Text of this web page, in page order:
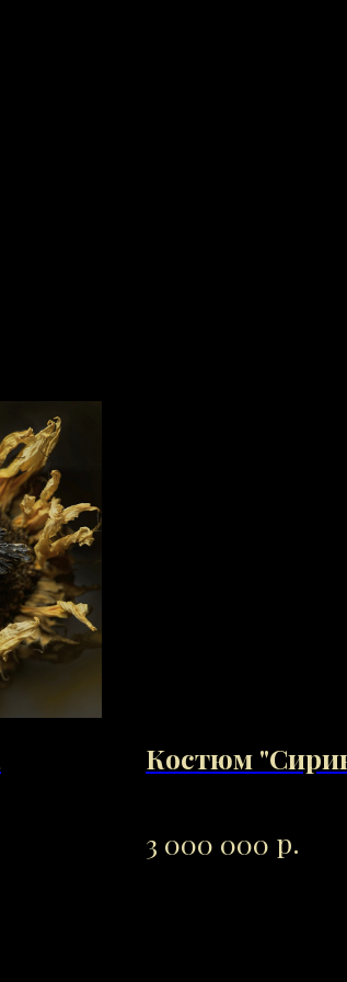
Костюм
3 000 000 р.